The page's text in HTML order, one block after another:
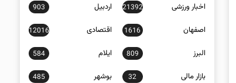
اخبار ورزشی 21392 اردبیل 903
اصفهان 1616 اقتصادی 12016
البرز 809 ایلام 584
بازار مالی 32 بوشهر 485